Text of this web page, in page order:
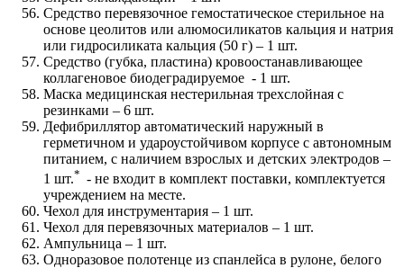
Средство перевязочное гемостатическое стерильное на
основе цеолитов или алюмосиликатов кальция и натрия
или гидросиликата кальция (50 г) – 1 шт.
Средство (губка, пластина) кровоостанавливающее
коллагеновое биодеградируемое - 1 шт.
Маска медицинская нестерильная трехслойная с
резинками – 6 шт.
Дефибриллятор автоматический наружный в
герметичном и удароустойчивом корпусе с автономным
питанием, с наличием взрослых и детских электродов –
1 шт.* - не входит в комплект поставки, комплектуется
учреждением на месте.
Чехол для инструментария – 1 шт.
Чехол для перевязочных материалов – 1 шт.
Ампульница – 1 шт.
Одноразовое полотенце из спанлейса в рулоне, белого